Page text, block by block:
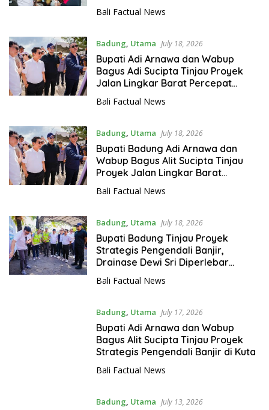
Bali Factual News
Badung Utama July 18, 2026
⁠Bupati Adi Arnawa dan Wabup
Bagus Adi Sucipta Tinjau Proyek
Jalan Lingkar Barat Percepat
dan Tengah
Bali Factual News
Badung Utama July 18, 2026
Bupati Badung Adi Arnawa dan
Wabup Bagus Alit Sucipta Tinjau
Proyek Jalan Lingkar Barat
Badung Selatan dan Tengah
Bali Factual News
Badung Utama July 18, 2026
Bupati Badung Tinjau Proyek
Strategis Pengendali Banjir,
Drainase Dewi Sri Diperlebar
Bali Factual News
Badung Utama July 17, 2026
Bupati Adi Arnawa dan Wabup
Bagus Alit Sucipta Tinjau Proyek
Strategis Pengendali Banjir di Kuta
Bali Factual News
Badung Utama July 13, 2026